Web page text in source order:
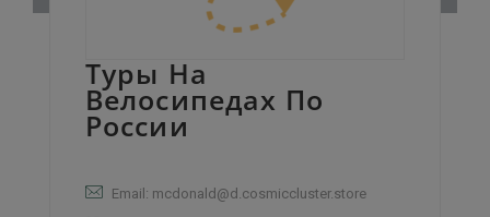
Туры На
Велосипедах По
России
Email: mcdonald@d.cosmiccluster.store